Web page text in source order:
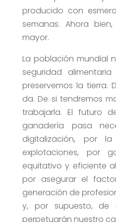
producido con
semanas. Ahora
mayor.
La población mundial
seguridad
preservemos la tierra.
da. De si tendremos
trabajarla. El futuro
ganadería pasa
digitalización, por
explotaciones, por
equitativo y eficiente
por asegurar el
generación de
y, por supuesto, de
perpetuarán nuestro